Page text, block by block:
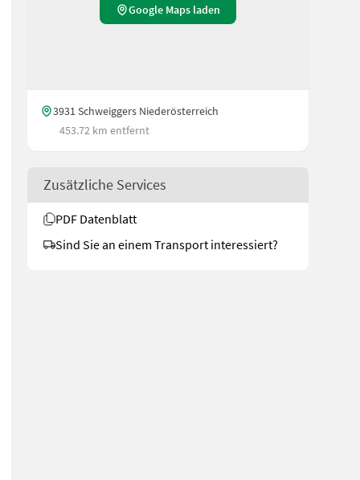
Google Maps laden
3931 Schweiggers Niederösterreich
453.72 km entfernt
Zusätzliche Services
PDF Datenblatt
Sind Sie an einem Transport interessiert?